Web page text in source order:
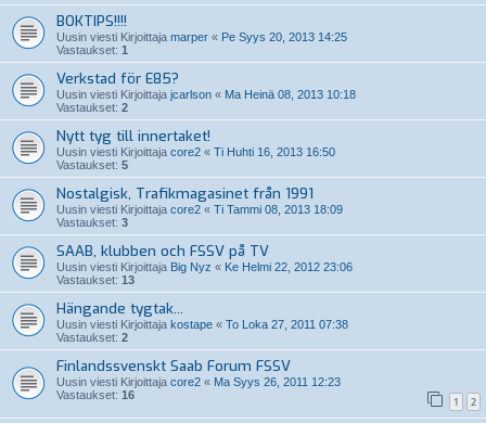
BOKTIPS!!!!
Uusin viesti Kirjoittaja marper « Pe Syys 20, 2013 14:25
Vastaukset: 1
Verkstad för E85?
Uusin viesti Kirjoittaja jcarlson « Ma Heinä 08, 2013 10:18
Vastaukset: 2
Nytt tyg till innertaket!
Uusin viesti Kirjoittaja core2 « Ti Huhti 16, 2013 16:50
Vastaukset: 5
Nostalgisk, Trafikmagasinet från 1991
Uusin viesti Kirjoittaja core2 « Ti Tammi 08, 2013 18:09
Vastaukset: 3
SAAB, klubben och FSSV på TV
Uusin viesti Kirjoittaja Big Nyz « Ke Helmi 22, 2012 23:06
Vastaukset: 13
Hängande tygtak...
Uusin viesti Kirjoittaja kostape « To Loka 27, 2011 07:38
Vastaukset: 2
Finlandssvenskt Saab Forum FSSV
Uusin viesti Kirjoittaja core2 « Ma Syys 26, 2011 12:23
Vastaukset: 16 1 2